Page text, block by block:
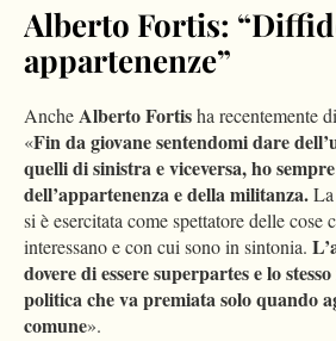
Alberto Fortis:
appartenenze”
AncheAlberto Fortisha recentemente
«Fin da giovane sentendomi dare
quelli di sinistra e viceversa, ho
dell’appartenenza e della militanza.
si è esercitata come spettatore delle cose
interessano e con cui sono in sintonia.
dovere di essere superpartes e lo
politica che va premiata solo quando
comune».